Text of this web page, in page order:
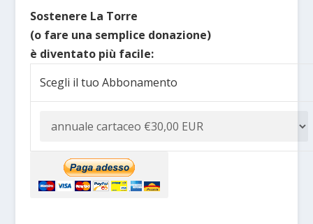
Sostenere La Torre
(o fare una semplice donazione)
è diventato più facile:
Scegli il tuo Abbonamento